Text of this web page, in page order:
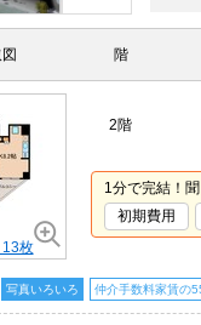
階
13枚
2階
1分で完結！
初期費用
写真いろいろ 仲介手数料家賃の